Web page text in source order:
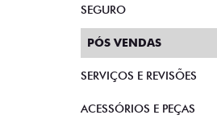
SEGURO
PÓS VENDAS
SERVIÇOS E REVISÕES
ACESSÓRIOS E PEÇAS